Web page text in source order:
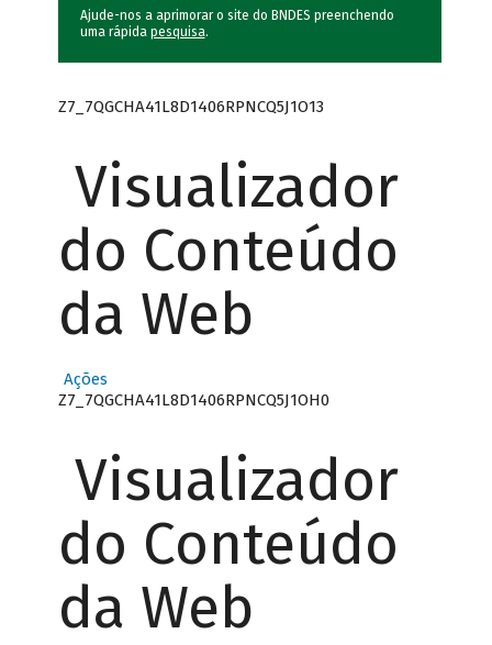
Ajude-nos a aprimorar o site do BNDES preenchendo
uma rápida pesquisa.
Z7_7QGCHA41L8D1406RPNCQ5J1O13
Visualizador
do Conteúdo
da Web
Ações
Z7_7QGCHA41L8D1406RPNCQ5J1OH0
Visualizador
do Conteúdo
da Web